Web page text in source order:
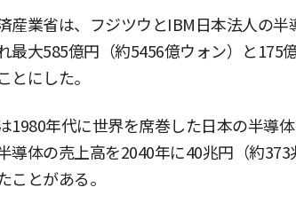
産業省は、フジツウとIBM日本法人の半
最大585億円（約5456億ウォン）と175
とにした。
1980年代に世界を席巻した日本の半導
導体の売上高を2040年に40兆円（約
ことがある。